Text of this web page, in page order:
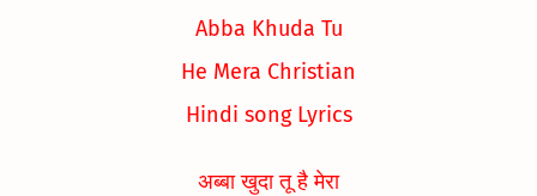
Abba Khuda Tu
He Mera Christian
Hindi song Lyrics
अब्बा खुदा तू है मेरा